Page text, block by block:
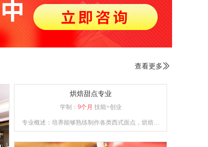
查看更多 
烘焙甜点专业
学制： 9个月 技能+创业
专业概述：培养能够熟练制作各类西式面点，烘焙和